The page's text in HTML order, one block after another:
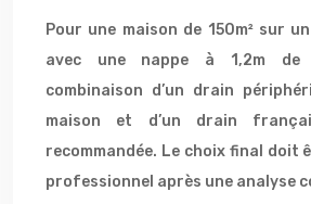
Pour une maison de 150m² sur
avec une nappe à 1,2m de
combinaison d’un drain
maison et d’un drain
recommandée. Le choix final doit
professionnel après une analyse